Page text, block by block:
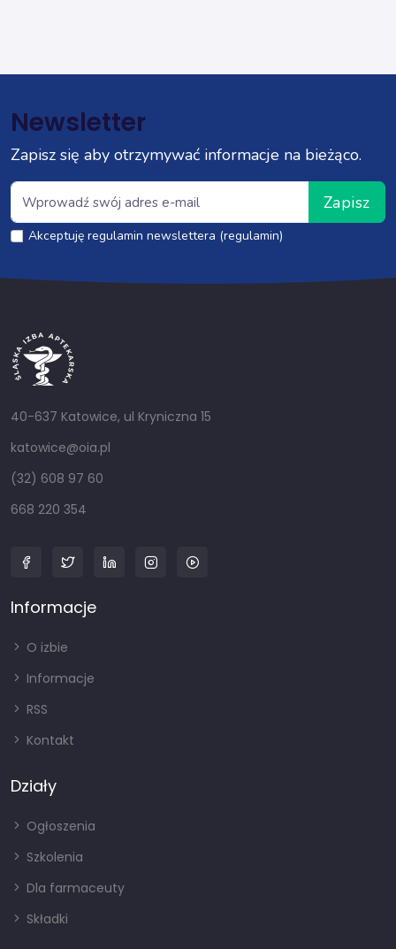
Newsletter
Zapisz się aby otrzymywać informacje na bieżąco.
Zapisz
Akceptuję regulamin newslettera (regulamin)
40-637 Katowice, ul Kryniczna 15
katowice@oia.pl
(32) 608 97 60
668 220 354
Informacje
O izbie
Informacje
RSS
Kontakt
Działy
Ogłoszenia
Szkolenia
Dla farmaceuty
Składki